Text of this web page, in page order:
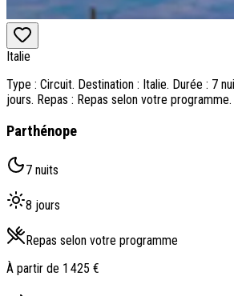
Italie
Type : Circuit. Destination : Italie. Durée : 7
jours. Repas : Repas selon votre
Parthénope
7 nuits
8 jours
Repas selon votre programme
À partir de 1 425 €